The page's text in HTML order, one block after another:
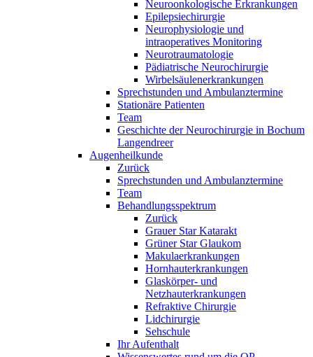
Neuroonkologische Erkrankungen
Epilepsiechirurgie
Neurophysiologie und
intraoperatives Monitoring
Neurotraumatologie
Pädiatrische Neurochirurgie
Wirbelsäulenerkrankungen
Sprechstunden und Ambulanztermine
Stationäre Patienten
Team
Geschichte der Neurochirurgie in Bochum
Langendreer
Augenheilkunde
Zurück
Sprechstunden und Ambulanztermine
Team
Behandlungsspektrum
Zurück
Grauer Star Katarakt
Grüner Star Glaukom
Makulaerkrankungen
Hornhauterkrankungen
Glaskörper- und
Netzhauterkrankungen
Refraktive Chirurgie
Lidchirurgie
Sehschule
Ihr Aufenthalt